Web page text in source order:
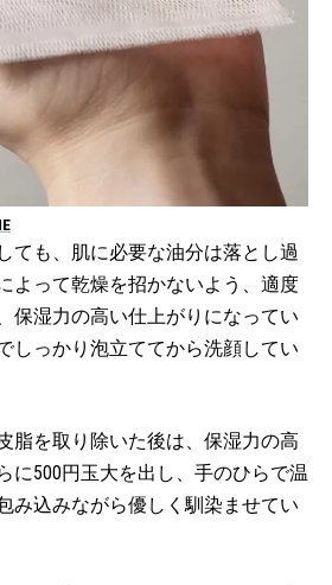
ても、肌に必要な油分は落とし過
よって乾燥を招かないよう、適度
保湿力の高い仕上がりになってい
しっかり泡立ててから洗顔してい
脂を取り除いた後は、保湿力の高
に500円玉大を出し、手のひらで温
み込みながら優しく馴染ませてい